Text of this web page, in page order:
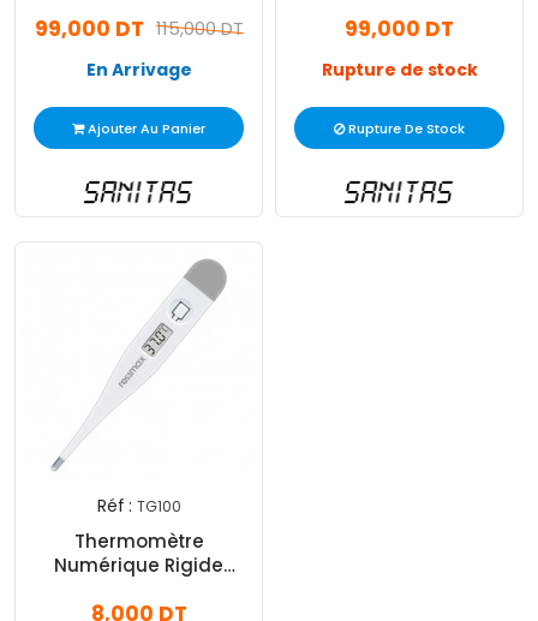
115,000 DT
99,000 DT
En Arrivage
Ajouter Au Panier
99,000 DT
Rupture de stock
Rupture De Stock
Réf : TG100
Thermomètre
Numérique Rigide
8,000 DT